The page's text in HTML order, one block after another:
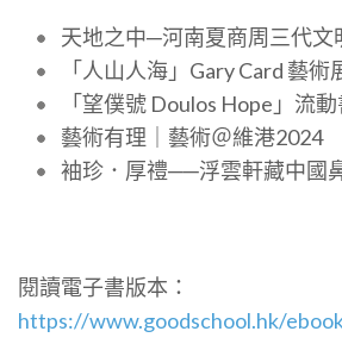
天地之中─河南夏商周三代文
「人山人海」Gary Card 藝術
「望僕號 Doulos Hope」流
藝術有理｜藝術＠維港2024
袖珍．厚禮──浮雲軒藏中國
閱讀電子書版本：
https://www.goodschool.hk/